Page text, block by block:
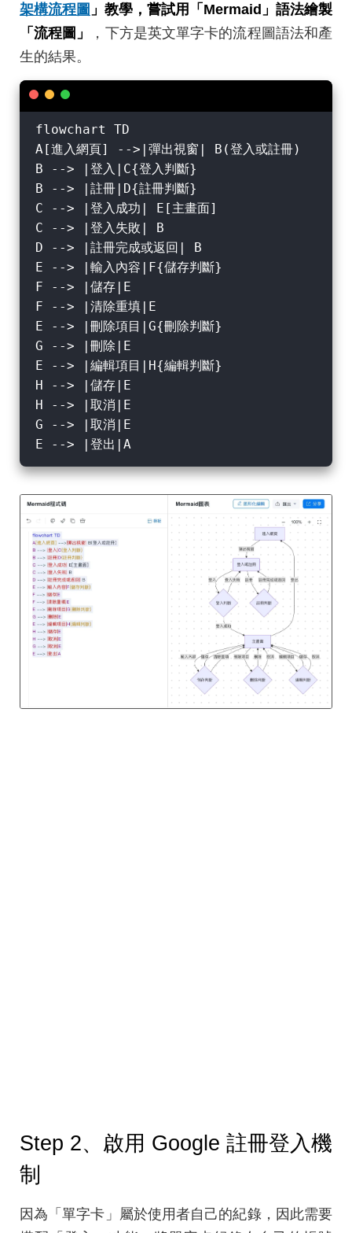
架構流程圖 」教學，嘗試用「Mermaid」語法繪製
「流程圖」
，下方是英文單字卡的流程圖語法和產
生的結果。
flowchart TD
A[進入網頁] -->|彈出視窗| B(登入或註冊)
B --> |登入|C{登入判斷}
B --> |註冊|D{註冊判斷}
C --> |登入成功| E[主畫面]
C --> |登入失敗| B
D --> |註冊完成或返回| B
E --> |輸入內容|F{儲存判斷}
F --> |儲存|E
F --> |清除重填|E
E --> |刪除項目|G{刪除判斷}
G --> |刪除|E
E --> |編輯項目|H{編輯判斷}
H --> |儲存|E
H --> |取消|E
G --> |取消|E
Step 2、啟用 Google 註冊登入機
制
因為「單字卡」屬於使用者自己的紀錄，因此需要